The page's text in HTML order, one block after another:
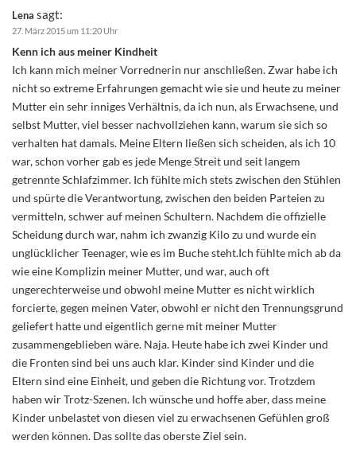
Lena sagt:
27. März 2015 um 11:20 Uhr
Kenn ich aus meiner Kindheit
Ich kann mich meiner Vorrednerin nur anschließen. Zwar habe ich
nicht so extreme Erfahrungen gemacht wie sie und heute zu meiner
Mutter ein sehr inniges Verhältnis, da ich nun, als Erwachsene, und
selbst Mutter, viel besser nachvollziehen kann, warum sie sich so
verhalten hat damals. Meine Eltern ließen sich scheiden, als ich 10
war, schon vorher gab es jede Menge Streit und seit langem
getrennte Schlafzimmer. Ich fühlte mich stets zwischen den Stühlen
und spürte die Verantwortung, zwischen den beiden Parteien zu
vermitteln, schwer auf meinen Schultern. Nachdem die offizielle
Scheidung durch war, nahm ich zwanzig Kilo zu und wurde ein
unglücklicher Teenager, wie es im Buche steht.Ich fühlte mich ab da
wie eine Komplizin meiner Mutter, und war, auch oft
ungerechterweise und obwohl meine Mutter es nicht wirklich
forcierte, gegen meinen Vater, obwohl er nicht den Trennungsgrund
geliefert hatte und eigentlich gerne mit meiner Mutter
zusammengeblieben wäre. Naja. Heute habe ich zwei Kinder und
die Fronten sind bei uns auch klar. Kinder sind Kinder und die
Eltern sind eine Einheit, und geben die Richtung vor. Trotzdem
haben wir Trotz-Szenen. Ich wünsche und hoffe aber, dass meine
Kinder unbelastet von diesen viel zu erwachsenen Gefühlen groß
werden können. Das sollte das oberste Ziel sein.